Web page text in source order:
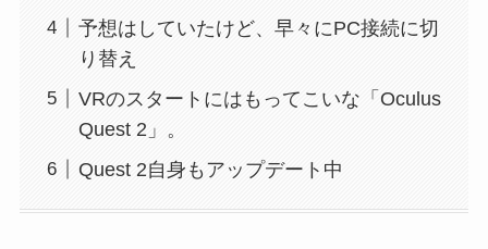
予想はしていたけど、早々にPC接続に切
り替え
VRのスタートにはもってこいな「Oculus
Quest 2」。
Quest 2自身もアップデート中